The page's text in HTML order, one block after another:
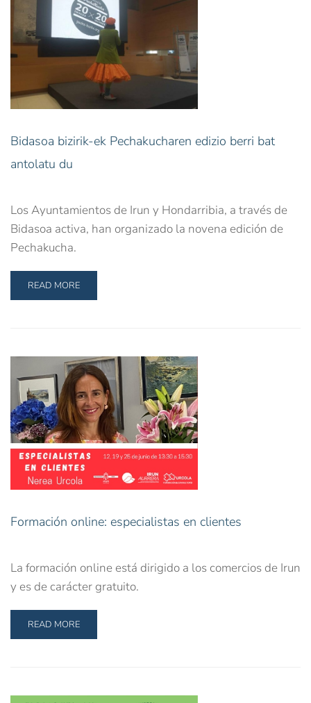
Bidasoa bizirik-ek Pechakucharen edizio berri bat
antolatu du
Los Ayuntamientos de Irun y Hondarribia, a través de
Bidasoa activa, han organizado la novena edición de
Pechakucha.
READ MORE
Formación online: especialistas en clientes
La formación online está dirigido a los comercios de Irun
y es de carácter gratuito.
READ MORE